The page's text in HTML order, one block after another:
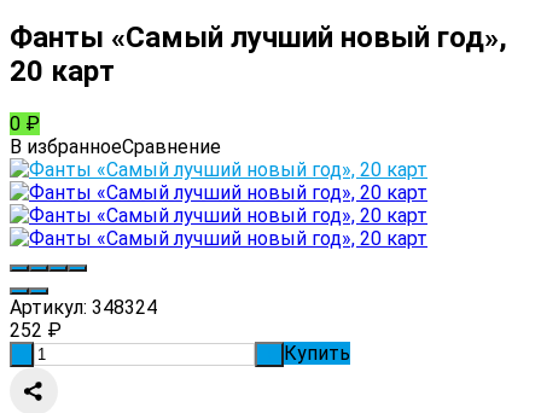
Фанты «Самый лучший новый год»,
20 карт
0 ₽
В избранноеСравнение
Артикул: 348324
252 ₽
Купить